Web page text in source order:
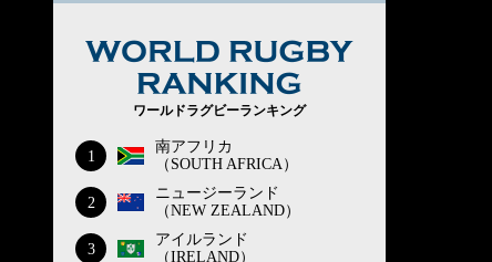
ワールドラグビーランキング
1
南アフリカ
（SOUTH AFRICA）
2
ニュージーランド
（NEW ZEALAND）
3
アイルランド
（IRELAND）